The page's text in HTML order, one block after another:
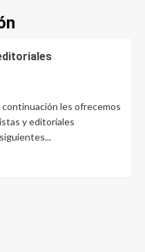
continuación les ofrecemos
y editoriales